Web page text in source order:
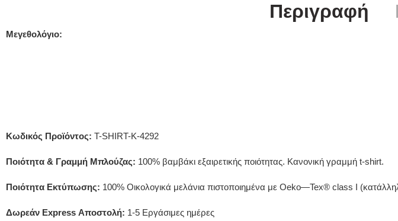
Περιγραφή
Μεγεθολόγιο:
Κωδικός Προϊόντος: T-SHIRT-K-4292
Ποιότητα & Γραμμή Μπλούζας: 100% βαμβάκι εξαιρετικής ποιότητας. Κανονική γραμμή t-shirt.
Ποιότητα Εκτύπωσης: 100% Οικολογικά μελάνια πιστοποιημένα με Oeko—Tex® class I
Δωρεάν Express Αποστολή: 1-5 Εργάσιμες ημέρες